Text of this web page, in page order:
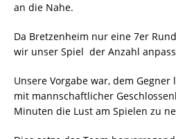
an die Nahe.
Da Bretzenheim nur eine 7er
wir unser Spiel der Anzahl
Unsere Vorgabe war, dem
mit mannschaftlicher
Minuten die Lust am Spielen zu